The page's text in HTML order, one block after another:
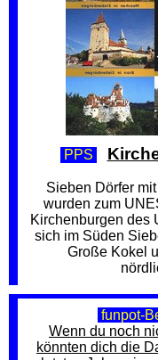
PPS
Sieben Dörfer
wurden zum
Kirchenburgen des
sich im Süden
Große Kokel
funpot-
Wenn du noch
könnten dich die